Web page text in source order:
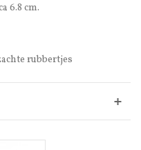
6.8 cm.
rubbertjes